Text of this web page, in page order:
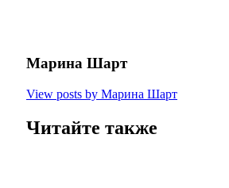
Марина Шарт
View posts by Марина Шарт
Читайте также